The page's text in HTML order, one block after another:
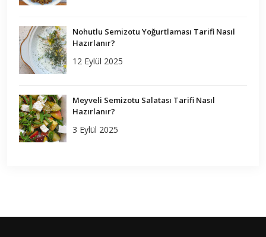
Nohutlu Semizotu Yoğurtlaması Tarifi Nasıl
Hazırlanır?
12 Eylül 2025
Meyveli Semizotu Salatası Tarifi Nasıl
Hazırlanır?
3 Eylül 2025